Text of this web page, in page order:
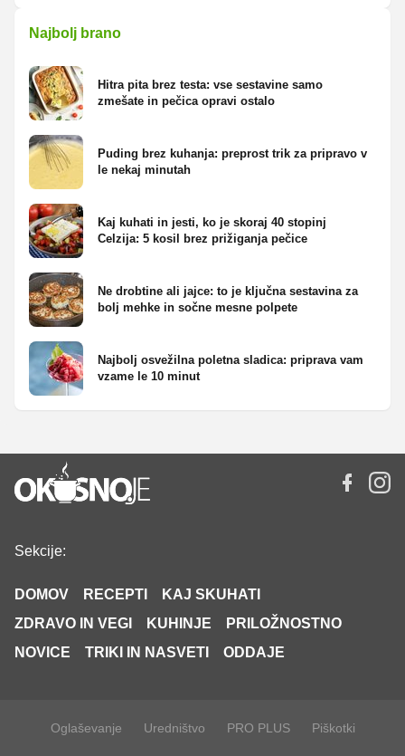
Najbolj brano
Hitra pita brez testa: vse sestavine samo
zmešate in pečica opravi ostalo
Puding brez kuhanja: preprost trik za pripravo v
le nekaj minutah
Kaj kuhati in jesti, ko je skoraj 40 stopinj
Celzija: 5 kosil brez prižiganja pečice
Ne drobtine ali jajce: to je ključna sestavina za
bolj mehke in sočne mesne polpete
Najbolj osvežilna poletna sladica: priprava vam
vzame le 10 minut
Sekcije:
DOMOV RECEPTI
KAJ SKUHATI
ZDRAVO IN VEGI
KUHINJE
PRILOŽNOSTNO
NOVICE
TRIKI IN NASVETI ODDAJE
Oglaševanje Uredništvo PRO PLUS Piškotki